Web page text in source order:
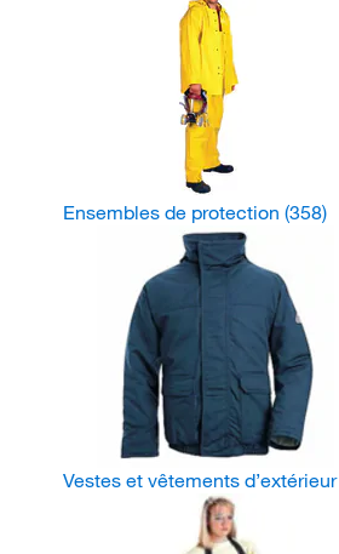
Ensembles de protection (358)
Vestes et vêtements d’extérieur